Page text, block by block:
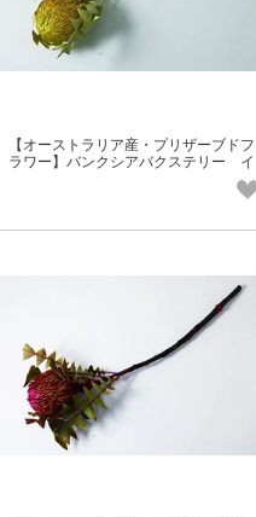
【オーストラリア産・プリザーブドフ
ラワー】バンクシアバクステリー イ